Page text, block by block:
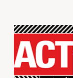
au
contenu